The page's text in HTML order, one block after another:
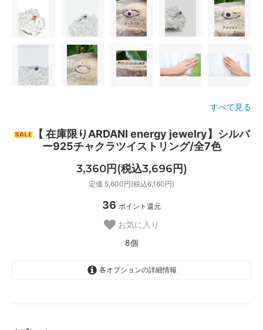
すべて見る
【 在庫限りARDANI energy jewelry】シルバ
ー925チャクラツイストリング/全7色
3,360円(税込3,696円)
定価 5,600円(税込6,160円)
36 ポイント還元
お気に入り
8個
各オプションの詳細情報